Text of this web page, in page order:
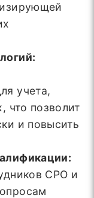
учета,
что позволит
и повысить
СРО и